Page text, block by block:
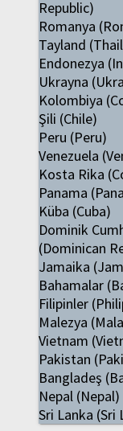
Republic)
Romanya
Tayland
Endonezya
Ukrayna
Kolombiya
Şili (Chile)
Peru (Peru)
Venezuela
Kosta Rika
Panama
Küba (Cuba)
Dominik
(Dominican
Jamaika
Bahamalar
Filipinler
Malezya
Vietnam
Pakistan
Bangladeş
Nepal (Nepal)
Sri Lanka (Sri